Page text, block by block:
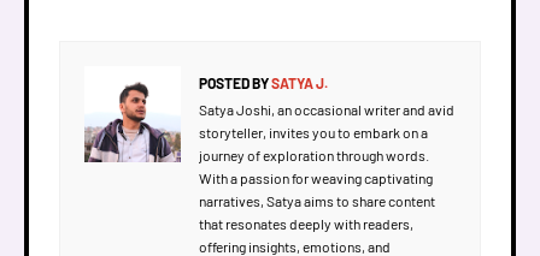
POSTED BYSATYA J.
Satya Joshi, an occasional writer and avid
storyteller, invites you to embark on a
journey of exploration through words.
With a passion for weaving captivating
narratives, Satya aims to share content
that resonates deeply with readers,
offering insights, emotions, and